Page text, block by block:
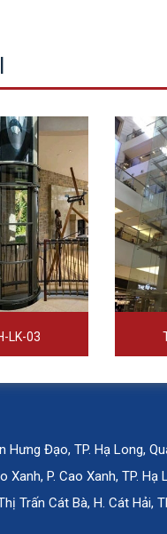
LK-03
Hưng Đạo, TP. Hạ Long,
P. Cao Xanh, TP. Hạ
Trấn Cát Bà, H. Cát Hải,